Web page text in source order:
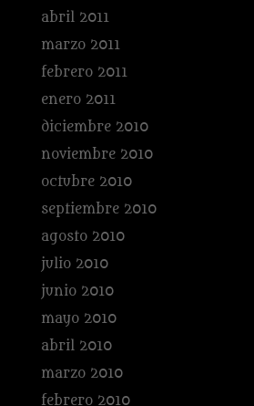
abril 2011
marzo 2011
febrero 2011
enero 2011
diciembre 2010
noviembre 2010
octubre 2010
septiembre 2010
agosto 2010
julio 2010
junio 2010
mayo 2010
abril 2010
marzo 2010
febrero 2010